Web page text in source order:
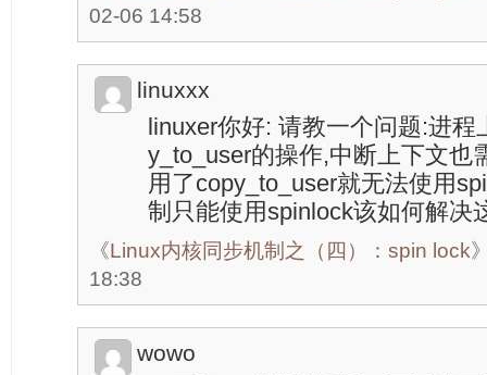
02-06 14:58
linuxxx
linuxer你好: 请教一个问题:进
y_to_user的操作,中断上下文也
用了copy_to_user就无法使用
制只能使用spinlock该如何解决
《Linux内核同步机制之（四）：spin lock
18:38
wowo